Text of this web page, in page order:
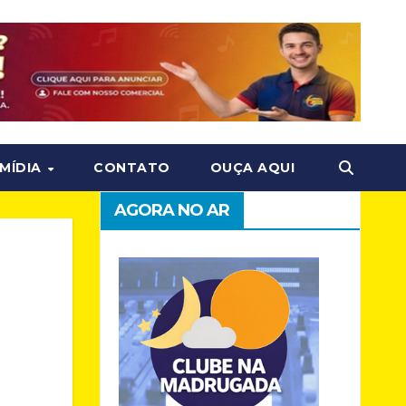
CONTATO OUÇA AQUI
AGORA NO AR